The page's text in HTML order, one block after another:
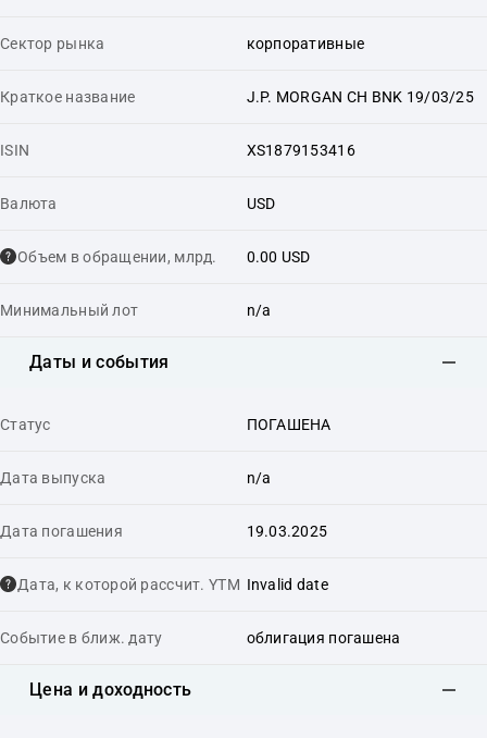
Сектор рынка корпоративные
Краткое название J.P. MORGAN CH BNK 19/03/25
ISIN XS1879153416
Валюта USD
Объем в обращении, млрд. 0.00 USD
Минимальный лот n/a
Даты и события
Статус ПОГАШЕНА
Дата выпуска n/a
Дата погашения 19.03.2025
Дата, к которой рассчит. YTM Invalid date
Событие в ближ. дату облигация погашена
Цена и доходность